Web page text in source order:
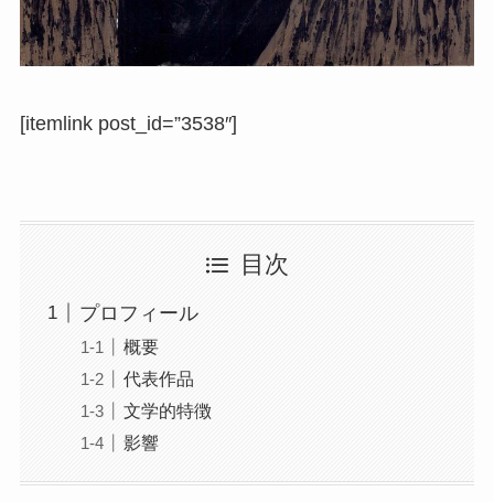
[itemlink post_id=”3538″]
目次
プロフィール
概要
代表作品
文学的特徴
影響